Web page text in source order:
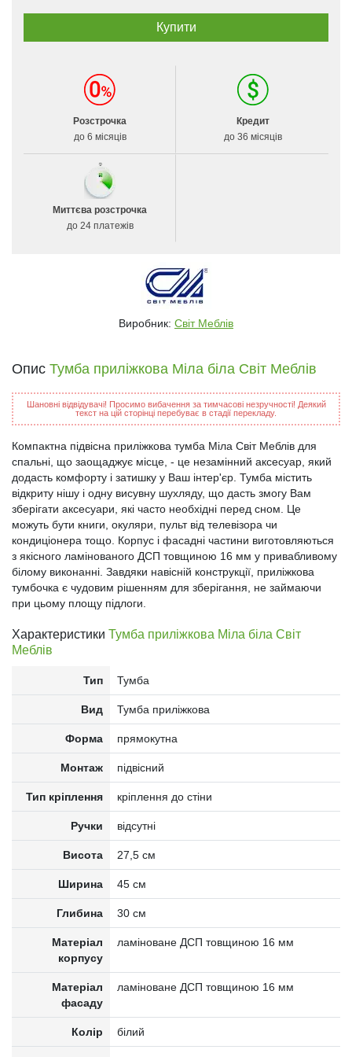
Розстрочка
до 6 місяців
Кредит
до 36 місяців
Миттєва розстрочка
до 24 платежів
Виробник: Світ Меблів
Опис Тумба приліжкова Міла біла Світ Меблів
Шановні відвідувачі! Просимо вибачення за тимчасові незручності! Деякий
текст на цій сторінці перебуває в стадії перекладу.
Компактна підвісна приліжкова тумба Міла Світ Меблів для
спальні, що заощаджує місце, - це незамінний аксесуар, який
додасть комфорту і затишку у Ваш інтер'єр. Тумба містить
відкриту нішу і одну висувну шухляду, що дасть змогу Вам
зберігати аксесуари, які часто необхідні перед сном. Це
можуть бути книги, окуляри, пульт від телевізора чи
кондиціонера тощо. Корпус і фасадні частини виготовляються
з якісного ламінованого ДСП товщиною 16 мм у привабливому
білому виконанні. Завдяки навісній конструкції, приліжкова
тумбочка є чудовим рішенням для зберігання, не займаючи
при цьому площу підлоги.
Характеристики Тумба приліжкова Міла біла Світ
Меблів
Тип Тумба
Вид Тумба приліжкова
Форма прямокутна
Монтаж підвісний
Тип кріплення кріплення до стіни
Ручки відсутні
Висота 27,5 см
Ширина 45 см
Глибина 30 см
Матеріал
корпусу
ламіноване ДСП товщиною 16 мм
Матеріал
фасаду
ламіноване ДСП товщиною 16 мм
Колір білий